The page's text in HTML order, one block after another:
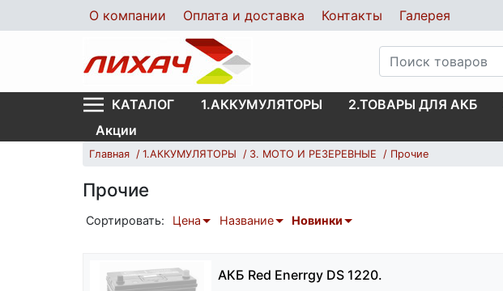
О компании Оплата и доставка Контакты Галерея
КАТАЛОГ 1.АККУМУЛЯТОРЫ 2.ТОВАРЫ ДЛЯ АКБ
Акции
Главная 1.АККУМУЛЯТОРЫ 3. MOTO И РЕЗЕРЕВНЫЕ Прочие
Прочие
Сортировать: Цена Название Новинки
АКБ Red Enerrgy DS 1220.